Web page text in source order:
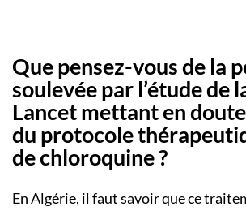
Que pensez-vous de la
soulevée par l’étude de
Lancet mettant en
du protocole
de chloroquine ?
En Algérie, il faut savoir que ce